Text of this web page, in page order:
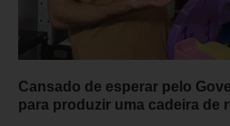
Cansado de esperar pelo
para produzir uma cadeira de